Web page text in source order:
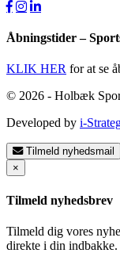
Åbningstider –
KLIK HER for at se
© 2026 - Holbæk
Developed by i-
Tilmeld nyhedsmail
×
Tilmeld nyhedsbrev
Tilmeld dig vores
direkte i din indbakke.